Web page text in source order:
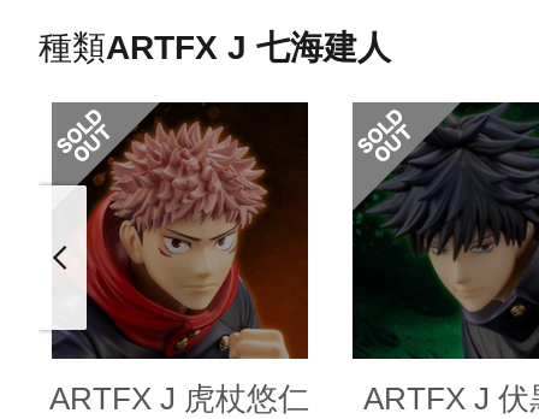
種類ARTFX J 七海建人
ARTFX J 虎杖悠仁 ARTFX J 伏